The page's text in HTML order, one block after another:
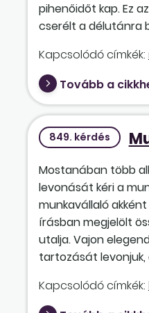
pihenőidőt kap. Ez
cserélt a délutánra
Kapcsolódó címkék:
Tovább a
849. kérdés
Mostanában több
levonását kéri a
munkavállaló
írásban megjelölt
utalja. Vajon
tartozását levonjuk,
Kapcsolódó címkék: